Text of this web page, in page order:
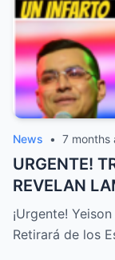
News • 7 months
URGENTE!
REVELAN
JIMÉNEZ
¡Urgente!
Retirará de los